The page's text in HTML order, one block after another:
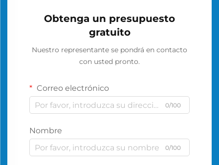
Obtenga un presupuesto
gratuito
Nuestro representante se pondrá en contacto
con usted pronto.
Correo electrónico
0/100
Nombre
0/100